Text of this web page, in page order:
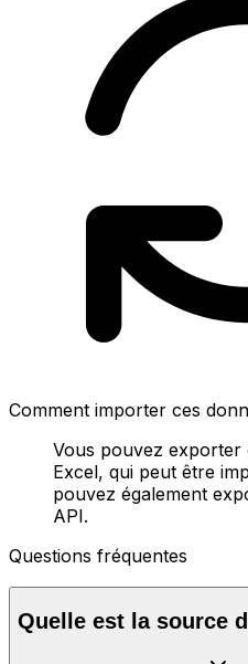
Comment importer ces
Vous pouvez exporter
Excel, qui peut être
pouvez également
API.
Questions fréquentes
Quelle est la source